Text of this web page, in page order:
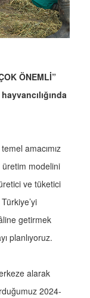
ÖNEMLİ”
amacımız
üretim modelini
ve tüketici
getirmek
planlıyoruz.
alarak
2024-